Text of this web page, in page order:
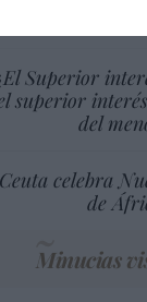
Superior
superior
del
Ceuta celebra
de
Minucias